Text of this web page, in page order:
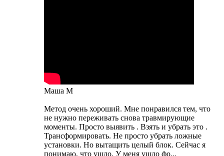
Маша М
Метод очень хороший. Мне понравился тем, что
не нужно переживать снова травмирующие
моменты. Просто выявить . Взять и убрать это .
Трансформировать. Не просто убрать ложные
установки. Но вытащить целый блок. Сейчас я
понимаю, что ушло. У меня ушло фо...